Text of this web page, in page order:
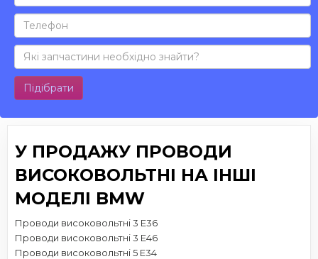
Підібрати
У ПРОДАЖУ ПРОВОДИ
ВИСОКОВОЛЬТНІ НА ІНШІ
МОДЕЛІ BMW
Проводи високовольтні 3 E36
Проводи високовольтні 3 E46
Проводи високовольтні 5 E34